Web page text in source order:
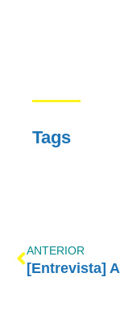
Tags
ANTERIOR